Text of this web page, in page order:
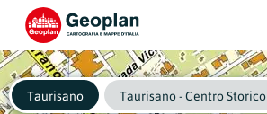
Taurisano Taurisano - Centro Storico